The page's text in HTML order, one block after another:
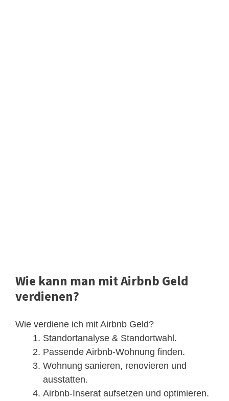
Wie kann man mit Airbnb Geld
verdienen?
Wie verdiene ich mit Airbnb Geld?
Standortanalyse & Standortwahl.
Passende Airbnb-Wohnung finden.
Wohnung sanieren, renovieren und
ausstatten.
Airbnb-Inserat aufsetzen und optimieren.